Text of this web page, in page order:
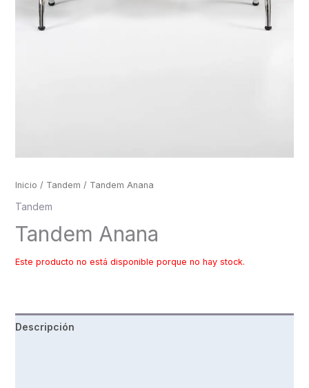
Inicio / Tandem / Tandem Anana
Tandem
Tandem Anana
Este producto no está disponible porque no hay stock.
Descripción